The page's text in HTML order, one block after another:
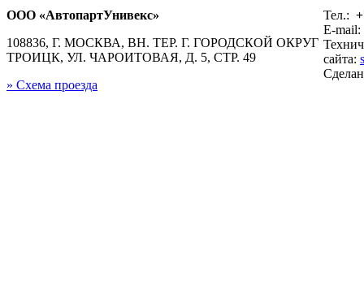
ООО «АвтопартУнивекс»
108836, Г. МОСКВА, ВН. ТЕР. Г. ГОРОДСКОЙ ОКРУГ
ТРОИЦК, УЛ. ЧАРОИТОВАЯ, Д. 5, СТР. 49
» Схема проезда
Тел.:
E-mail:
сайта: